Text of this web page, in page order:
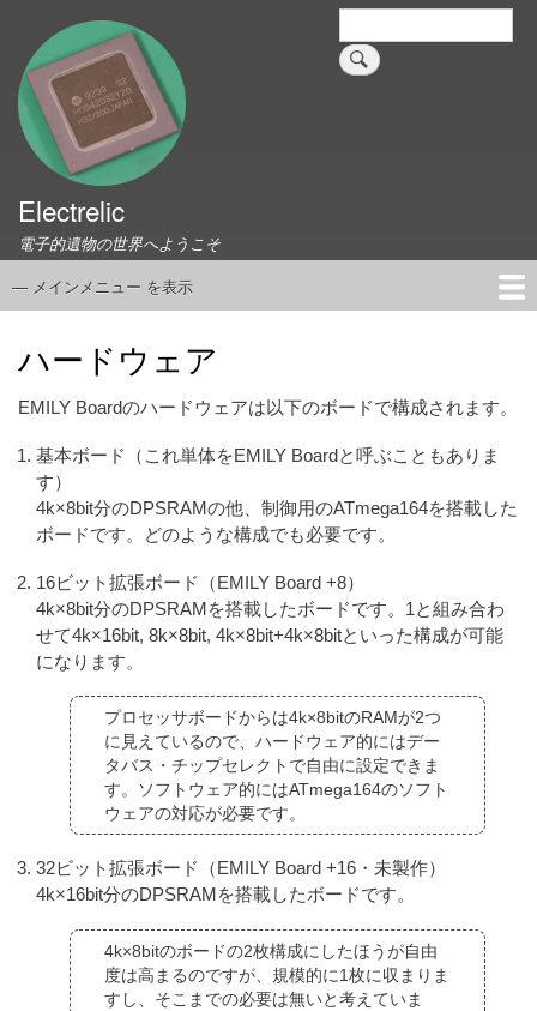
検
索
Electrelic
電子的遺物の世界へようこそ
メ
メ
ー
— メインメニュー を表示
ハードウェア
EMILY Boardのハードウェアは以下のボードで構成されます。
基本ボード（これ単体をEMILY Boardと呼ぶこともありま
す）
4k×8bit分のDPSRAMの他、制御用のATmega164を搭載した
ボードです。どのような構成でも必要です。
16ビット拡張ボード（EMILY Board +8）
4k×8bit分のDPSRAMを搭載したボードです。1と組み合わ
せて4k×16bit, 8k×8bit, 4k×8bit+4k×8bitといった構成が可能
になります。
プロセッサボードからは4k×8bitのRAMが2つ
に見えているので、ハードウェア的にはデー
タバス・チップセレクトで自由に設定できま
す。ソフトウェア的にはATmega164のソフト
ウェアの対応が必要です。
32ビット拡張ボード（EMILY Board +16・未製作）
4k×16bit分のDPSRAMを搭載したボードです。
4k×8bitのボードの2枚構成にしたほうが自由
度は高まるのですが、規模的に1枚に収まりま
すし、そこまでの必要は無いと考えていま